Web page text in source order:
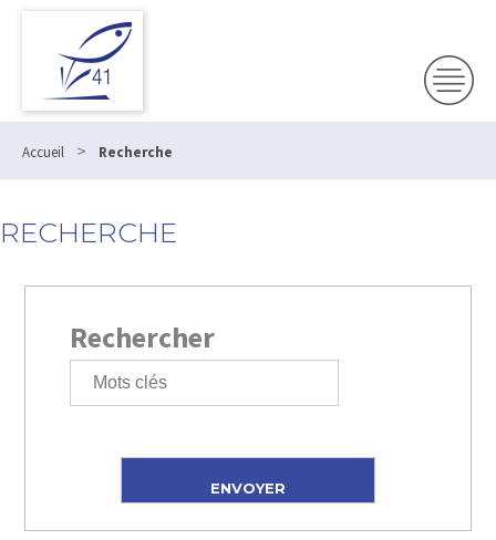
Accueil > Recherche
RECHERCHE
Rechercher